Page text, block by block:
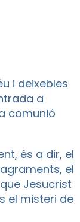
i deixebles
a
comunió
és a dir, el
el
Jesucrist
el misteri de